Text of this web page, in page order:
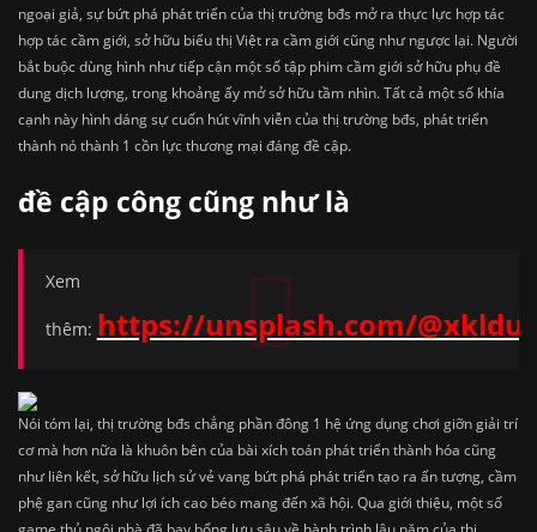
ngoại giả, sự bứt phá phát triển của thị trường bđs mở ra thực lực hợp tác
hợp tác cầm giới, sở hữu biểu thị Việt ra cầm giới cũng như ngược lại. Người
bắt buộc dùng hình như tiếp cận một số tập phim cầm giới sở hữu phụ đề
dung dịch lượng, trong khoảng ấy mở sở hữu tầm nhìn. Tất cả một số khía
cạnh này hình dáng sự cuốn hút vĩnh viễn của thị trường bđs, phát triển
thành nó thành 1 cồn lực thương mại đáng đề cập.
đề cập công cũng như là
Xem
thêm: https://unsplash.com/
Nói tóm lại, thị trường bđs chẳng phần đông 1 hệ ứng dụng chơi giỡn giải trí
cơ mà hơn nữa là khuôn bên của bài xích toán phát triển thành hóa cũng
như liên kết, sở hữu lịch sử vẻ vang bứt phá phát triển tạo ra ấn tượng, cầm
phệ gan cũng như lợi ích cao béo mang đến xã hội. Qua giới thiệu, một số